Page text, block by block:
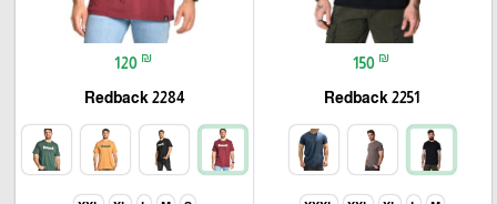
150 ₪
Redback 2251
120 ₪
Redback 2284